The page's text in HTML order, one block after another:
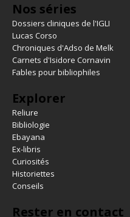
Nos séries
Dossiers cliniques de l'IGLI
Lucas Corso
Chroniques d'Adso de Melk
Carnets d'Isidore Cornavin
Fables pour bibliophiles
Explorer
Reliure
Bibliologie
Ebayana
Ex-libris
Curiosités
Historiettes
Conseils
Rester en contact